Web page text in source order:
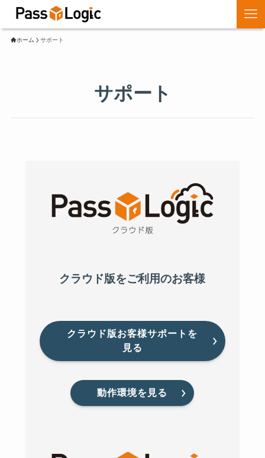
ホーム サポート
サポート
クラウド版をご利用のお客様
クラウド版お客様サポートを
見る
動作環境を見る